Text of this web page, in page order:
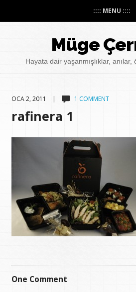
:::: MENU ::::
Müge
Hayata dair yaşanmışlıklar,
OCA 2, 2011 | 1 COMMENT
rafinera 1
One Comment